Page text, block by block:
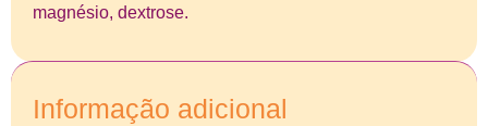
magnésio, dextrose.
Informação adicional